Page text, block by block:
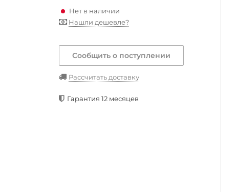
Нет в наличии
Нашли дешевле?
Сообщить о поступлении
Рассчитать доставку
Гарантия 12 месяцев